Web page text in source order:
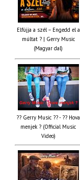
Elfújja a szél – Engedd el a
múltat ? | Gerry Music
(Magyar dal)
?? Gerry Music ?? - ?? Hova
menjek ? (Official Music
Video)